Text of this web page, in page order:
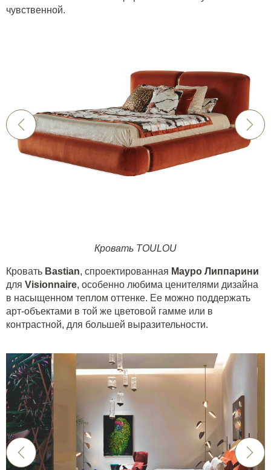
чувственной.
Кровать TOULOU
Кровать Bastian, спроектированная Мауро Липпарини
для Visionnaire, особенно любима ценителями дизайна
в насыщенном теплом оттенке. Ее можно поддержать
арт-объектами в той же цветовой гамме или в
контрастной, для большей выразительности.